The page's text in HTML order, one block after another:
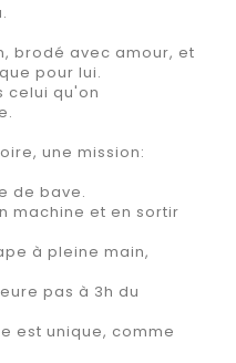
brodé avec amour, et
pour lui.
celui qu'on
une mission:
de bave.
machine et en sortir
à pleine main,
pas à 3h du
est unique, comme